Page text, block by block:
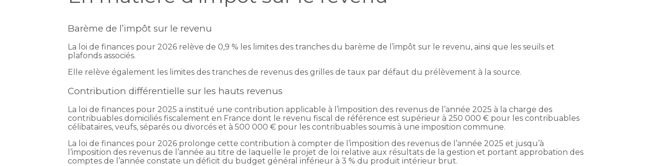
Barème de l’impôt sur le revenu
La loi de finances pour 2026 relève de 0,9 % les limites des tranches du barème de l’impôt sur le revenu, ainsi que les seuils et
plafonds associés.
Elle relève également les limites des tranches de revenus des grilles de taux par défaut du prélèvement à la source.
Contribution différentielle sur les hauts revenus
La loi de finances pour 2025 a institué une contribution applicable à l’imposition des revenus de l’année 2025 à la charge des
contribuables domiciliés fiscalement en France dont le revenu fiscal de référence est supérieur à 250 000 € pour les contribuables
célibataires, veufs, séparés ou divorcés et à 500 000 € pour les contribuables soumis à une imposition commune.
La loi de finances pour 2026 prolonge cette contribution à compter de l’imposition des revenus de l’année 2025 et jusqu’à
l’imposition des revenus de l’année au titre de laquelle le projet de loi relative aux résultats de la gestion et portant approbation des
comptes de l’année constate un déficit du budget général inférieur à 3 % du produit intérieur brut.